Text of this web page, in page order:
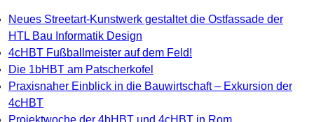
Neues Streetart-Kunstwerk gestaltet die Ostfassade der
HTL Bau Informatik Design
4cHBT Fußballmeister auf dem Feld!
Die 1bHBT am Patscherkofel
Praxisnaher Einblick in die Bauwirtschaft – Exkursion der
4cHBT
Projektwoche der 4bHBT und 4cHBT in Rom